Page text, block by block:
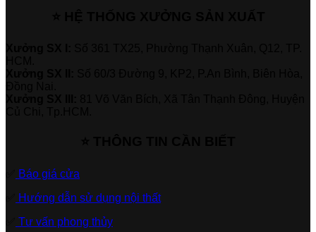
Báo giá cửa
Hướng dẫn sử dụng nội thất
Tư vấn phong thủy